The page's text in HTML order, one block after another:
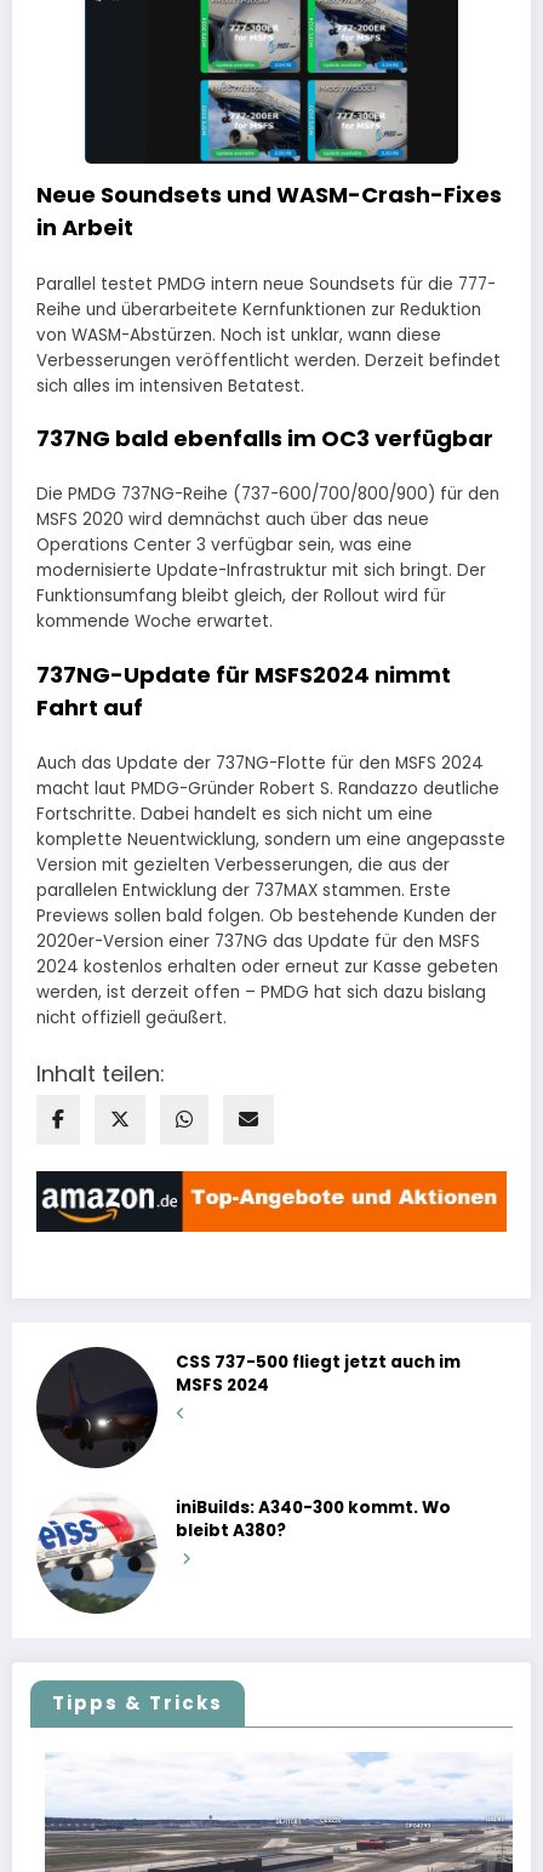
Neue Soundsets und WASM-Crash-Fixes
in Arbeit
Parallel testet PMDG intern neue Soundsets für die 777-
Reihe und überarbeitete Kernfunktionen zur Reduktion
von WASM-Abstürzen. Noch ist unklar, wann diese
Verbesserungen veröffentlicht werden. Derzeit befindet
sich alles im intensiven Betatest.
737NG bald ebenfalls im OC3 verfügbar
Die PMDG 737NG-Reihe (737-600/700/800/900) für den
MSFS 2020 wird demnächst auch über das neue
Operations Center 3 verfügbar sein, was eine
modernisierte Update-Infrastruktur mit sich bringt. Der
Funktionsumfang bleibt gleich, der Rollout wird für
kommende Woche erwartet.
737NG-Update für MSFS2024 nimmt
Fahrt auf
Auch das Update der 737NG-Flotte für den MSFS 2024
macht laut PMDG-Gründer Robert S. Randazzo deutliche
Fortschritte. Dabei handelt es sich nicht um eine
komplette Neuentwicklung, sondern um eine angepasste
Version mit gezielten Verbesserungen, die aus der
parallelen Entwicklung der 737MAX stammen. Erste
Previews sollen bald folgen. Ob bestehende Kunden der
2020er-Version einer 737NG das Update für den MSFS
2024 kostenlos erhalten oder erneut zur Kasse gebeten
werden, ist derzeit offen – PMDG hat sich dazu bislang
nicht offiziell geäußert.
Inhalt teilen:
CSS 737-500 fliegt jetzt auch im
MSFS 2024
iniBuilds: A340-300 kommt. Wo
bleibt A380?
Tipps & Tricks